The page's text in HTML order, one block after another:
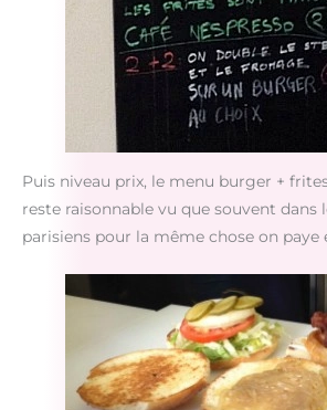
Puis niveau prix, le menu burger +
reste raisonnable vu que souvent dans
parisiens pour la même chose on paye